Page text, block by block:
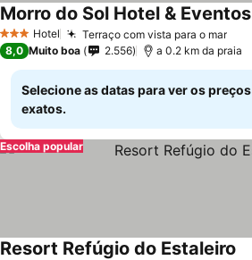
3 EstrelasHotel Terraço com vista para o mar
Morro do Sol Hotel & Eventos
8,0 Muito boa 2.556 a 0.2 km da praia
Selecione as datas para ver os preços
exatos.
Escolha popular
Resort Refúgio do Estaleiro